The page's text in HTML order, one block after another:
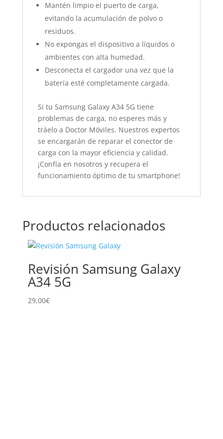
Mantén limpio el puerto de carga,
evitando la acumulación de polvo o
residuos.
No expongas el dispositivo a líquidos o
ambientes con alta humedad.
Desconecta el cargador una vez que la
batería esté completamente cargada.
Si tu Samsung Galaxy A34 5G tiene
problemas de carga, no esperes más y
tráelo a Doctor Móviles. Nuestros expertos
se encargarán de reparar el conector de
carga con la mayor eficiencia y calidad.
¡Confía en nosotros y recupera el
funcionamiento óptimo de tu smartphone!
Productos relacionados
Revisión Samsung Galaxy
A34 5G
29,00€